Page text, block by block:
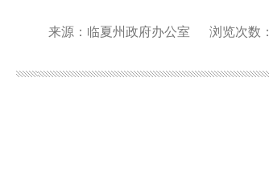
来源：临夏州政府办公室 浏览次数：